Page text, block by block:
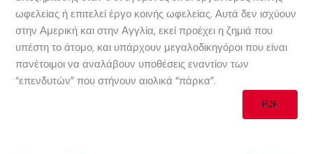
ωφελείας ή επιτελεί έργο κοινής ωφελείας. Αυτά δεν ισχύουν
στην Αμερική και στην Αγγλία, εκεί προέχει η ζημιά που
υπέστη το άτομο, και υπάρχουν μεγαλοδικηγόροι που είναι
πανέτοιμοι να αναλάβουν υποθέσεις εναντίον των
“επενδυτών” που στήνουν αιολικά “πάρκα”.
PDF